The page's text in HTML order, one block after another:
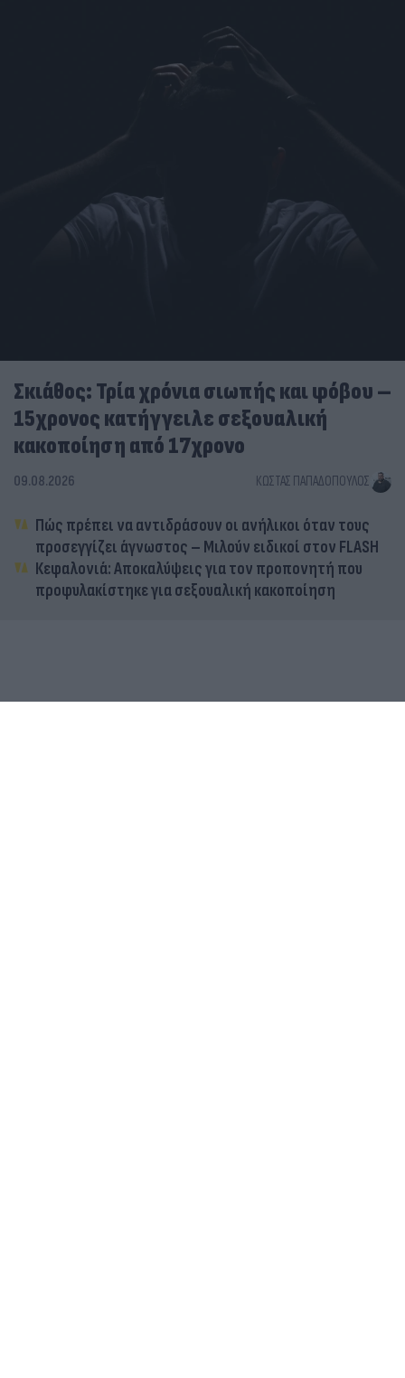
Σκιάθος: Τρία χρόνια σιωπής και φόβου –
15χρονος κατήγγειλε σεξουαλική
κακοποίηση από 17χρονο
09.08.2026 ΚΏΣΤΑΣ ΠΑΠΑΔΌΠΟΥΛΟΣ
Πώς πρέπει να αντιδράσουν οι ανήλικοι όταν τους
προσεγγίζει άγνωστος – Μιλούν ειδικοί στον FLASH
Κεφαλονιά: Αποκαλύψεις για τον προπονητή που
προφυλακίστηκε για σεξουαλική κακοποίηση